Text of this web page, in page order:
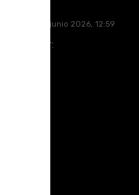
sábado, 20 junio 2026, 12:59
Compartir: